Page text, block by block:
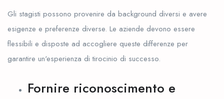
Gli stagisti possono provenire da background diversi e avere
esigenze e preferenze diverse. Le aziende devono essere
flessibili e disposte ad accogliere queste differenze per
garantire un'esperienza di tirocinio di successo.
Fornire riconoscimento e